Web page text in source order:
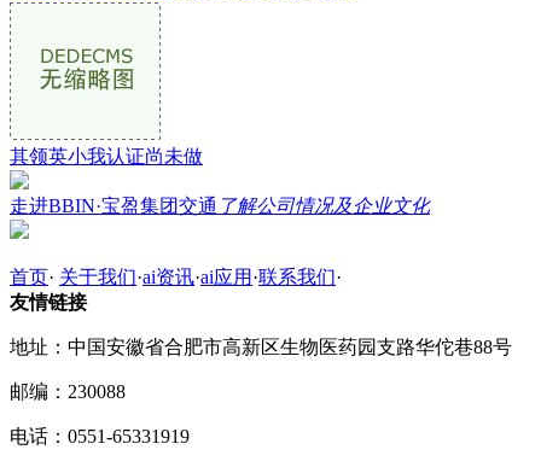
其领英小我认证尚未做
走进BBIN·宝盈集团交通 了解公司情况及企业文化
首页· 关于我们·ai资讯·ai应用 ·联系我们·
友情链接
地址：中国安徽省合肥市高新区生物医药园支路华佗巷88号
邮编：230088
电话：0551-65331919